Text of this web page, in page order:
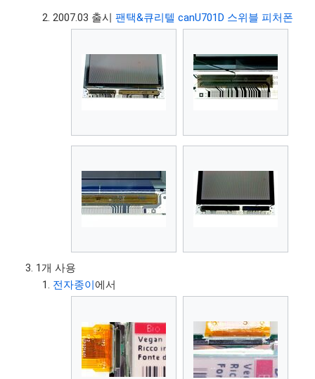
2007.03 출시팬택&큐리텔 canU701D 스위블 피처폰
1개 사용
전자종이에서